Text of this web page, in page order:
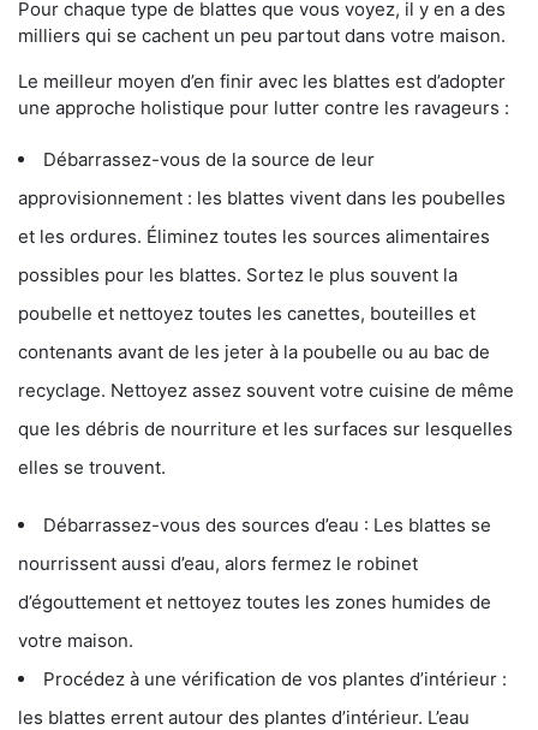
Pour chaque type de blattes que vous voyez, il y en a des
milliers qui se cachent un peu partout dans votre maison.
Le meilleur moyen d’en finir avec les blattes est d’adopter
une approche holistique pour lutter contre les ravageurs :
Débarrassez-vous de la source de leur
approvisionnement : les blattes vivent dans les poubelles
et les ordures. Éliminez toutes les sources alimentaires
possibles pour les blattes. Sortez le plus souvent la
poubelle et nettoyez toutes les canettes, bouteilles et
contenants avant de les jeter à la poubelle ou au bac de
recyclage. Nettoyez assez souvent votre cuisine de même
que les débris de nourriture et les surfaces sur lesquelles
elles se trouvent.
Débarrassez-vous des sources d’eau : Les blattes se
nourrissent aussi d’eau, alors fermez le robinet
d’égouttement et nettoyez toutes les zones humides de
votre maison.
Procédez à une vérification de vos plantes d’intérieur :
les blattes errent autour des plantes d’intérieur. L’eau